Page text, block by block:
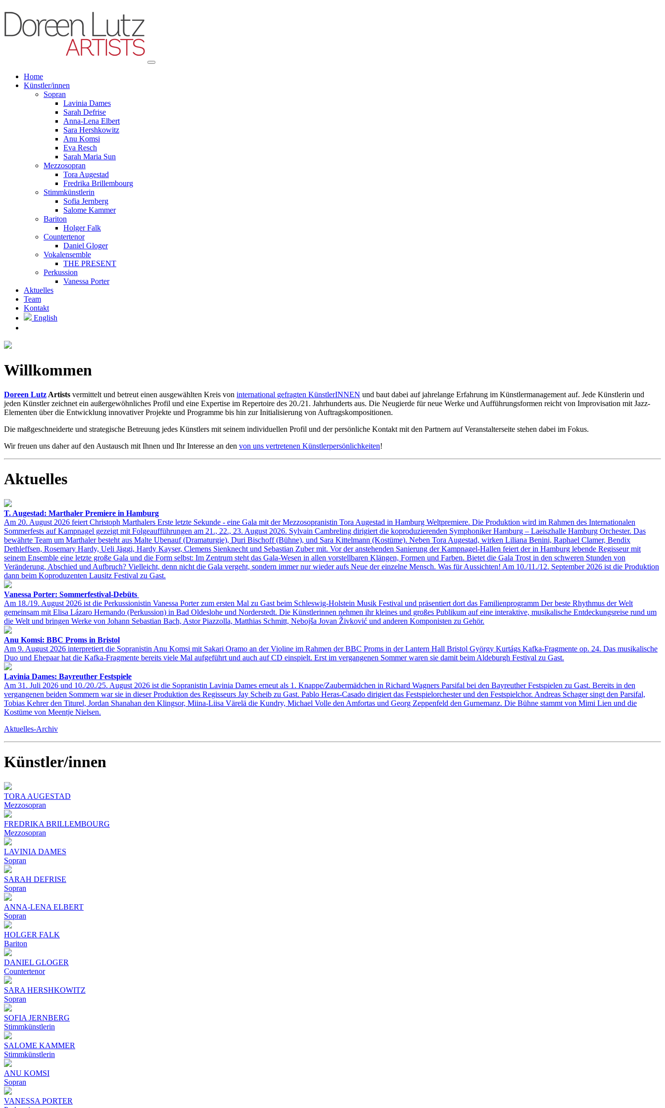
Home
Künstler/innen
Sopran
Lavinia Dames
Sarah Defrise
Anna-Lena Elbert
Sara Hershkowitz
Anu Komsi
Eva Resch
Sarah Maria Sun
Mezzosopran
Tora Augestad
Fredrika Brillembourg
Stimmkünstlerin
Sofia Jernberg
Salome Kammer
Bariton
Holger Falk
Countertenor
Daniel Gloger
Vokalensemble
THE PRESENT
Perkussion
Vanessa Porter
Aktuelles
Team
Kontakt
English
Willkommen
Doreen Lutz Artists vermittelt und betreut einen ausgewählten Kreis von international gefragten KünstlerINNEN und baut dabei auf jahrelange Erfahrung im Künstlermanagement auf. Jede Künstlerin und
jeden Künstler zeichnet ein außergewöhnliches Profil und eine Expertise im Repertoire des 20./21. Jahrhunderts aus. Die Neugierde für neue Werke und Aufführungsformen reicht von Improvisation mit Jazz-
Elementen über die Entwicklung innovativer Projekte und Programme bis hin zur Initialisierung von Auftragskompositionen.
Die maßgeschneiderte und strategische Betreuung jedes Künstlers mit seinem individuellen Profil und der persönliche Kontakt mit den Partnern auf Veranstalterseite stehen dabei im Fokus.
Wir freuen uns daher auf den Austausch mit Ihnen und Ihr Interesse an den von uns vertretenen Künstlerpersönlichkeiten!
Aktuelles
T. Augestad: Marthaler Premiere in Hamburg
Am 20. August 2026 feiert Christoph Marthalers Erste letzte Sekunde - eine Gala mit der Mezzosopranistin Tora Augestad in Hamburg Weltpremiere. Die Produktion wird im Rahmen des Internationalen
Sommerfests auf Kampnagel gezeigt mit Folgeaufführungen am 21., 22., 23. August 2026. Sylvain Cambreling dirigiert die koproduzierenden Symphoniker Hamburg – Laeiszhalle Hamburg Orchester. Das
bewährte Team um Marthaler besteht aus Malte Ubenauf (Dramaturgie), Duri Bischoff (Bühne), und Sara Kittelmann (Kostüme). Neben Tora Augestad, wirken Liliana Benini, Raphael Clamer, Bendix
Dethleffsen, Rosemary Hardy, Ueli Jäggi, Hardy Kayser, Clemens Sienknecht und Sebastian Zuber mit. Vor der anstehenden Sanierung der Kampnagel-Hallen feiert der in Hamburg lebende Regisseur mit
seinem Ensemble eine letzte große Gala und die Form selbst: Im Zentrum steht das Gala-Wesen in allen vorstellbaren Klängen, Formen und Farben. Bietet die Gala Trost in den schweren Stunden von
Veränderung, Abschied und Aufbruch? Vielleicht, denn nicht die Gala vergeht, sondern immer nur wieder aufs Neue der einzelne Mensch. Was für Aussichten! Am 10./11./12. September 2026 ist die Produktion
dann beim Koproduzenten Lausitz Festival zu Gast.
Vanessa Porter: Sommerfestival-Debüts
Am 18./19. August 2026 ist die Perkussionistin Vanessa Porter zum ersten Mal zu Gast beim Schleswig-Holstein Musik Festival und präsentiert dort das Familienprogramm Der beste Rhythmus der Welt
gemeinsam mit Elisa Lázaro Hernando (Perkussion) in Bad Oldeslohe und Norderstedt. Die Künstlerinnen nehmen ihr kleines und großes Publikum auf eine interaktive, musikalische Entdeckungsreise rund um
die Welt und bringen Werke von Johann Sebastian Bach, Astor Piazzolla, Matthias Schmitt, Nebojša Jovan Živković und anderen Komponisten zu Gehör.
Anu Komsi: BBC Proms in Bristol
Am 9. August 2026 interpretiert die Sopranistin Anu Komsi mit Sakari Oramo an der Violine im Rahmen der BBC Proms in der Lantern Hall Bristol György Kurtágs Kafka-Fragmente op. 24. Das musikalische
Duo und Ehepaar hat die Kafka-Fragmente bereits viele Mal aufgeführt und auch auf CD einspielt. Erst im vergangenen Sommer waren sie damit beim Aldeburgh Festival zu Gast.
Lavinia Dames: Bayreuther Festspiele
Am 31. Juli 2026 und 10./20./25. August 2026 ist die Sopranistin Lavinia Dames erneut als 1. Knappe/Zaubermädchen in Richard Wagners Parsifal bei den Bayreuther Festspielen zu Gast. Bereits in den
vergangenen beiden Sommern war sie in dieser Produktion des Regisseurs Jay Scheib zu Gast. Pablo Heras-Casado dirigiert das Festspielorchester und den Festspielchor. Andreas Schager singt den Parsifal,
Tobias Kehrer den Titurel, Jordan Shanahan den Klingsor, Miina-Liisa Värelä die Kundry, Michael Volle den Amfortas und Georg Zeppenfeld den Gurnemanz. Die Bühne stammt von Mimi Lien und die
Kostüme von Meentje Nielsen.
Aktuelles-Archiv
Künstler/innen
TORA AUGESTAD
Mezzosopran
FREDRIKA BRILLEMBOURG
Mezzosopran
LAVINIA DAMES
Sopran
SARAH DEFRISE
Sopran
ANNA-LENA ELBERT
Sopran
HOLGER FALK
Bariton
DANIEL GLOGER
Countertenor
SARA HERSHKOWITZ
Sopran
SOFIA JERNBERG
Stimmkünstlerin
SALOME KAMMER
Stimmkünstlerin
ANU KOMSI
Sopran
VANESSA PORTER